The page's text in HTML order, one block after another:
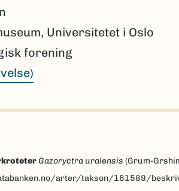
Universitetet i Oslo
forening
Gazoryctra uralensis (Grum-
arter/takson/161589/